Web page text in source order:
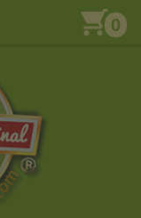
0